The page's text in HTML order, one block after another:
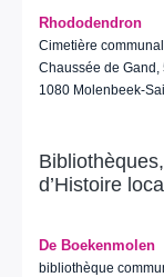
Rhododendron
Cimetière
Chaussée de Gand,
1080 Molenbeek-
d’Histoire
De Boekenmolen
bibliothèque